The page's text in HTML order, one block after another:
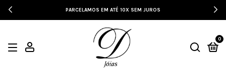
PARCELAMOS EM ATÉ 10X SEM JUROS
0